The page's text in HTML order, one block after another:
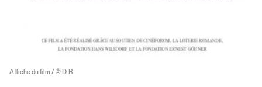
Affiche du film / © D.R.